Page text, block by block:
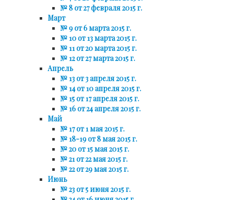
№ 8 от 27 февраля 2015 г.
Март
№ 9 от 6 марта 2015 г.
№ 10 от 13 марта 2015 г.
№ 11 от 20 марта 2015 г.
№ 12 от 27 марта 2015 г.
Апрель
№ 13 от 3 апреля 2015 г.
№ 14 от 10 апреля 2015 г.
№ 15 от 17 апреля 2015 г.
№ 16 от 24 апреля 2015 г.
Май
№ 17 от 1 мая 2015 г.
№ 18-19 от 8 мая 2015 г.
№ 20 от 15 мая 2015 г.
№ 21 от 22 мая 2015 г.
№ 22 от 29 мая 2015 г.
Июнь
№ 23 от 5 июня 2015 г.